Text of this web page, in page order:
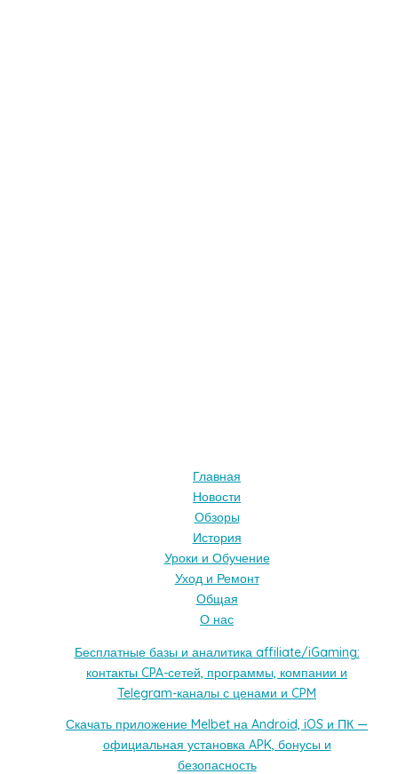
Главная
Новости
Обзоры
История
Уроки и Обучение
Уход и Ремонт
Общая
О нас
Бесплатные базы и аналитика affiliate/iGaming:
контакты CPA-сетей, программы, компании и
Telegram-каналы с ценами и CPM
Скачать приложение Melbet на Android, iOS и ПК —
официальная установка APK, бонусы и
безопасность